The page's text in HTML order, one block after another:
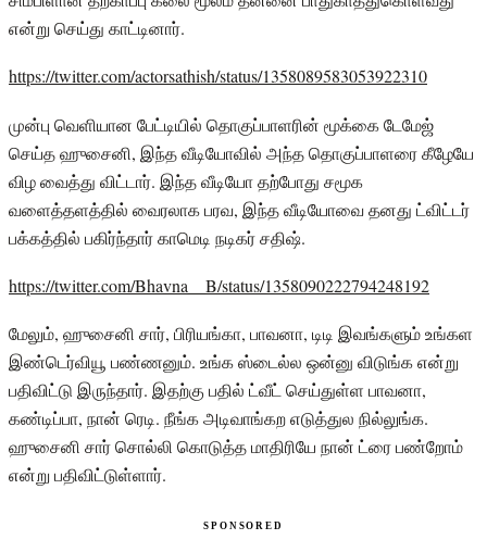
என்று செய்து காட்டினார்.
https://twitter.com/actorsathish/status/1358089583053922310
முன்பு வெளியான பேட்டியில் தொகுப்பாளரின் மூக்கை டேமேஜ்
செய்த ஹுசைனி, இந்த வீடியோவில் அந்த தொகுப்பாளரை கீழேயே
விழ வைத்து விட்டார். இந்த வீடியோ தற்போது சமூக
வளைத்தளத்தில் வைரலாக பரவ, இந்த வீடியோவை தனது ட்விட்டர்
பக்கத்தில் பகிர்ந்தார் காமெடி நடிகர் சதிஷ்.
https://twitter.com/Bhavna__B/status/1358090222794248192
மேலும், ஹுசைனி சார், பிரியங்கா, பாவனா, டிடி இவங்களும் உங்கள
இண்டெர்வியூ பண்ணனும். உங்க ஸ்டைல்ல ஒன்னு விடுங்க என்று
பதிவிட்டு இருந்தார். இதற்கு பதில் ட்வீட் செய்துள்ள பாவனா,
கண்டிப்பா, நான் ரெடி. நீங்க அடிவாங்கற எடுத்துல நில்லுங்க.
ஹுசைனி சார் சொல்லி கொடுத்த மாதிரியே நான் ட்ரை பண்றோம்
என்று பதிவிட்டுள்ளார்.